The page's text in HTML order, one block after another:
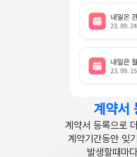
계약서
계약서 등록으로
계약기간동안 잊
발생할때마